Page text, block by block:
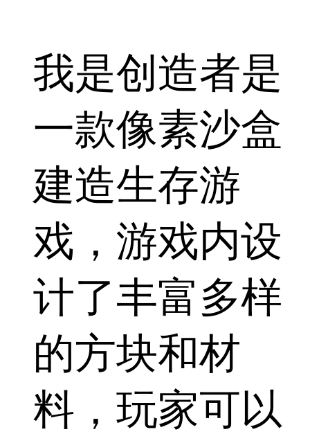
我是创造者是
一款像素沙盒
建造生存游
戏，游戏内设
计了丰富多样
的方块和材
料，玩家可以